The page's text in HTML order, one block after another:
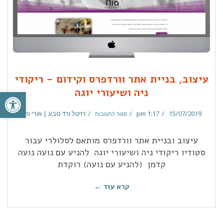
עיצוב, בניית אתר וורדפרס וקידום – ריקודי
ניה ושיעורי יוגה
15/07/2019
1:17 pm סגור לתגובות רויטל ורד טבע | אורי ורד
עיצוב ובניית אתר וורדפרס מותאם לסלולרי עבור
סטודיו ריקודי ניה ושיעורי יוגה להניע עם נועה נועה
קדמן (להניע עם נועה) רוקדת
קרא עוד ←
פתח